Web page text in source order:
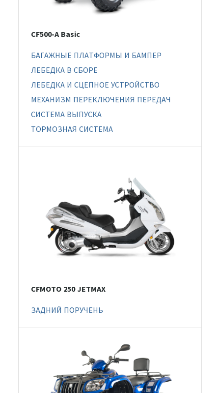
CF500-A Basic
БАГАЖНЫЕ ПЛАТФОРМЫ И БАМПЕР
ЛЕБЕДКА В СБОРЕ
ЛЕБЕДКА И СЦЕПНОЕ УСТРОЙСТВО
МЕХАНИЗМ ПЕРЕКЛЮЧЕНИЯ ПЕРЕДАЧ
СИСТЕМА ВЫПУСКА
ТОРМОЗНАЯ СИСТЕМА
CFMOTO 250 JETMAX
ЗАДНИЙ ПОРУЧЕНЬ